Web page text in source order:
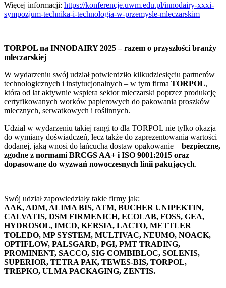
Więcej informacji: https://konferencje.uwm.edu.pl/innodairy-xxxi-
sympozjum-technika-i-technologia-w-przemysle-mleczarskim
TORPOL na INNODAIRY 2025 – razem o przyszłości branży
mleczarskiej
W wydarzeniu swój udział potwierdziło kilkudziesięciu partnerów
technologicznych i instytucjonalnych – w tym firma TORPOL,
która od lat aktywnie wspiera sektor mleczarski poprzez produkcję
certyfikowanych worków papierowych do pakowania proszków
mlecznych, serwatkowych i roślinnych.
Udział w wydarzeniu takiej rangi to dla TORPOL nie tylko okazja
do wymiany doświadczeń, lecz także do zaprezentowania wartości
dodanej, jaką wnosi do łańcucha dostaw opakowanie – bezpieczne,
zgodne z normami BRCGS AA+ i ISO 9001:2015 oraz
dopasowane do wyzwań nowoczesnych linii pakujących.
Swój udział zapowiedziały takie firmy jak:
AAK, ADM, ALIMA BIS, ATM, BUCHER UNIPEKTIN,
CALVATIS, DSM FIRMENICH, ECOLAB, FOSS, GEA,
HYDROSOL, IMCD, KERSIA, LACTO, METTLER
TOLEDO, MP SYSTEM, MULTIVAC, NEUMO, NOACK,
OPTIFLOW, PALSGARD, PGI, PMT TRADING,
PROMINENT, SACCO, SIG COMBIBLOC, SOLENIS,
SUPERIOR, TETRA PAK, TEWES-BIS, TORPOL,
TREPKO, ULMA PACKAGING, ZENTIS.